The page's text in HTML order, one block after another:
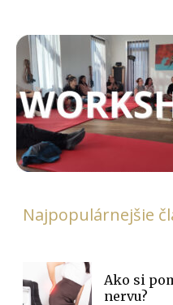
Najpopulárnejšie
Ako si
nervu?